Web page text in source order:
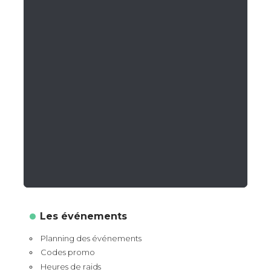
Les événements
Planning des événements
Codes promo
Heures de raids